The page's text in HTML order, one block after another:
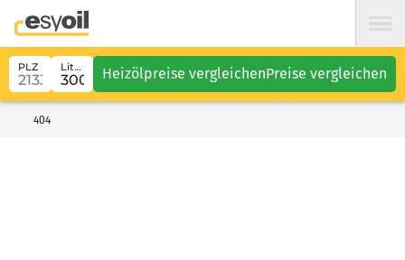
PLZ Liter Heizölpreise vergleichenPreise vergleichen
404